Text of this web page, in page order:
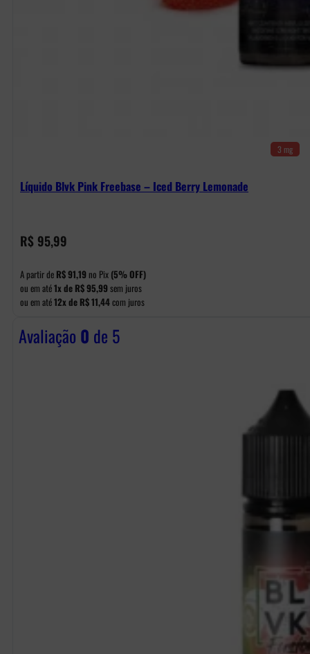
3 mg
Líquido Blvk Pink Freebase – Iced Berry Lemonade
R$ 95,99
A partir de R$91,19 no Pix (5% OFF)
ou em até1x de R$95,99 sem juros
ou em até12x de R$11,44com juros
Avaliação 0 de 5